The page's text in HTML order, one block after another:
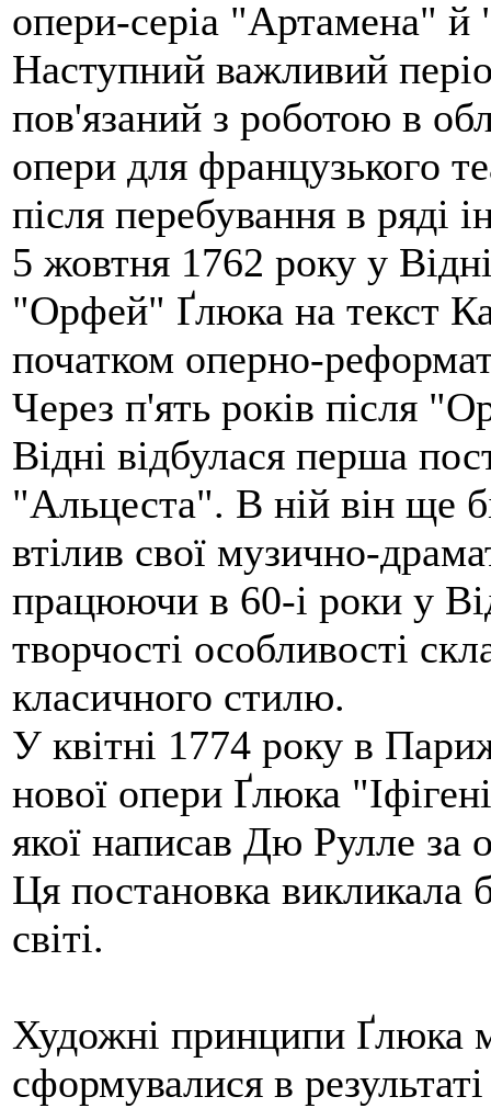
опери-серіа "Артамена" й
Наступний важливий
пов'язаний з роботою в
опери для французького
після перебування в ряді
5 жовтня 1762 року у
"Орфей" Ґлюка на текст
початком оперно-
Через п'ять років після
Відні відбулася перша
"Альцеста". В ній він ще
втілив свої музично-
працюючи в 60-і роки у
творчості особливості
класичного стилю.
У квітні 1774 року в
нової опери Ґлюка
якої написав Дю Рулле за
Ця постановка викликала
світі.
Художні принципи Ґлюка
сформувалися в